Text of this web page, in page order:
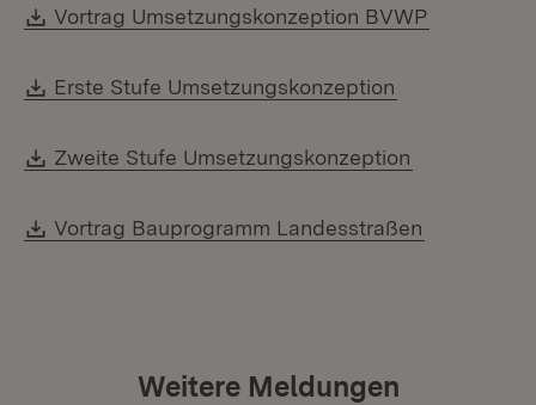
Download:
Vortrag Umsetzungskonzeption BVWP
Download:
Erste Stufe Umsetzungskonzeption
Download:
Zweite Stufe Umsetzungskonzeption
Download:
Vortrag Bauprogramm Landesstraßen
Weitere Meldungen